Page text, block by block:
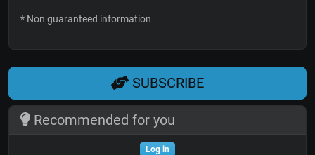
* Non guaranteed information
SUBSCRIBE
Recommended for you
Log in